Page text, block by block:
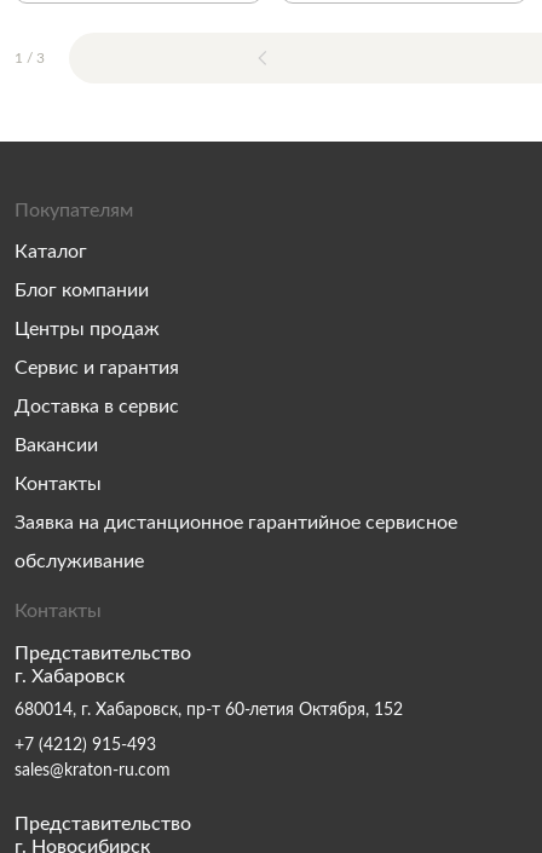
1 / 3
Покупателям
Каталог
Блог компании
Центры продаж
Сервис и гарантия
Доставка в сервис
Вакансии
Контакты
Заявка на дистанционное гарантийное сервисное
обслуживание
Контакты
Представительство
г. Хабаровск
680014, г. Хабаровск, пр-т 60-летия Октября, 152
+7 (4212) 915-493
sales@kraton-ru.com
Представительство
г. Новосибирск